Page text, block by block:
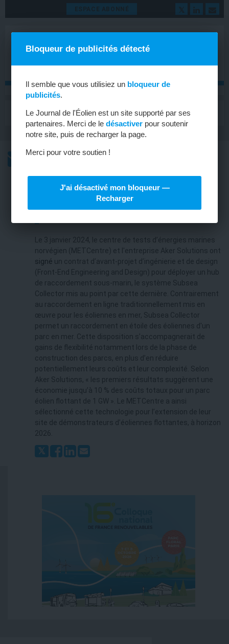
ESPACE ABONNÉ
MENU
L’ACTU
ÉOLIEN EN MER
En Norvège, test d’un hub de
Le 3 janvier 2024, le centre de tests d’énergies marines
norvégien (METCentre) et l'entreprise Aker Solutions ont
signé un contrat d’avant-projet d’ingénierie et de design
(Front-End Engineering and Design) pour déployer un hub
de raccordement sous-marin, le système Subsea
Collector mis au point par cette dernière. Contrairement
au raccordement en ligne traditionnellement mis en
œuvre pour les éoliennes en mer, Subsea Collector
permet un raccordement en étoile des éoliennes d'un
parc en mer. Cette disposition s’accompagnerait de
gains de flexibilité notamment lors de la phase de
construction des parcs, en plus d’en réduire
potentiellement leurs coûts et leur complexité. Selon
Aker Solutions, « les premiers résultats suggèrent une
économie jusqu’à 10 % des coûts totaux pour un parc
éolien flottant de 1 GW ». Le METCentre a ainsi
sélectionné cette technologie pour l’extension de leur
site de démonstrateurs d’éoliennes flottantes, à horizon
2026.
Bloqueur de publicités détecté
Il semble que vous utilisiez un bloqueur de
publicités.
Le Journal de l'Éolien est un site supporté par ses
partenaires. Merci de ledésactiver pour soutenir
notre site, puis de recharger la page.
Merci pour votre soutien !
J'ai désactivé mon bloqueur —
Recharger